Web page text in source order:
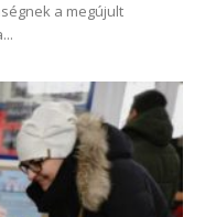
a megújult